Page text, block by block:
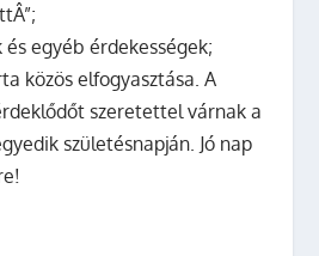
egyéb érdekességek;
közös elfogyasztása.A
szeretettel várnak a
születésnapján. Jó nap